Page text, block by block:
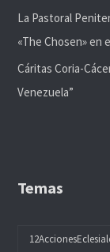
La Pastoral
«The Chosen» en
Cáritas Coria-
Venezuela”
Temas